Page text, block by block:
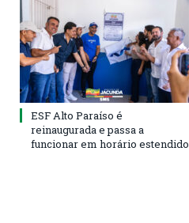
ESF Alto Paraíso é
reinaugurada e passa a
funcionar em horário estendido